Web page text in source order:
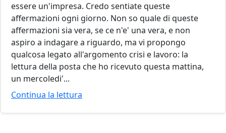
essere un'impresa. Credo sentiate queste
affermazioni ogni giorno. Non so quale di queste
affermazioni sia vera, se ce n'e' una vera, e non
aspiro a indagare a riguardo, ma vi propongo
qualcosa legato all'argomento crisi e lavoro: la
lettura della posta che ho ricevuto questa mattina,
un mercoledi'...
Continua la lettura